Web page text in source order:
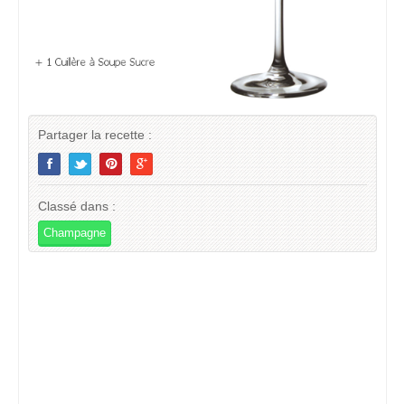
Partager la recette :
Classé dans :
Champagne